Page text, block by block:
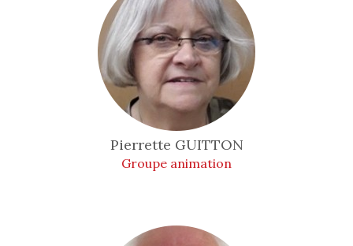
Pierrette GUITTON
Groupe animation